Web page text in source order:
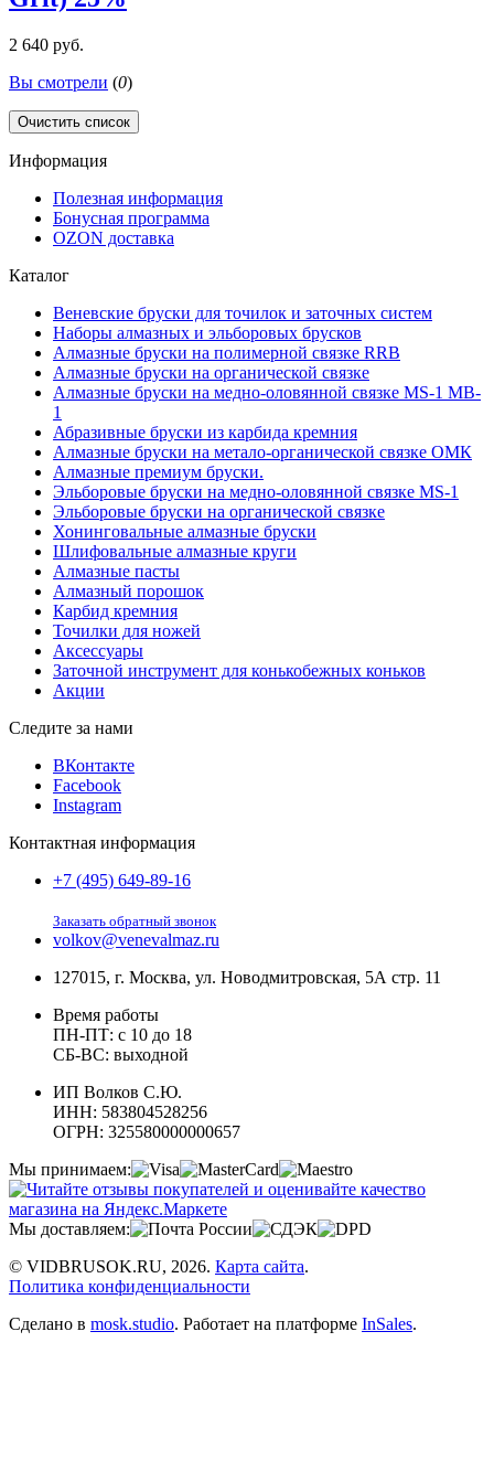
2 640 руб.
Вы смотрели (0)
Очистить список
Информация
Полезная информация
Бонусная программа
OZON доставка
Каталог
Веневские бруски для точилок и заточных систем
Наборы алмазных и эльборовых брусков
Алмазные бруски на полимерной связке RRB
Алмазные бруски на органической связке
Алмазные бруски на медно-оловянной связке MS-1 MB-
1
Абразивные бруски из карбида кремния
Алмазные бруски на метало-органической связке ОМК
Алмазные премиум бруски.
Эльборовые бруски на медно-оловянной связке MS-1
Эльборовые бруски на органической связке
Хонинговальные алмазные бруски
Шлифовальные алмазные круги
Алмазные пасты
Алмазный порошок
Карбид кремния
Точилки для ножей
Аксессуары
Заточной инструмент для конькобежных коньков
Акции
Следите за нами
ВКонтакте
Facebook
Instagram
Контактная информация
+7 (495) 649-89-16
Заказать обратный звонок
volkov@venevalmaz.ru
127015, г. Москва, ул. Новодмитровская, 5А стр. 11
Время работы
ПН-ПТ: с 10 до 18
СБ-ВС: выходной
ИП Волков С.Ю.
ИНН: 583804528256
ОГРН: 325580000000657
Мы принимаем:
Мы доставляем:
© VIDBRUSOK.RU, 2026. Карта сайта.
Политика конфиденциальности
Сделано в mosk.studio. Работает на платформе InSales.